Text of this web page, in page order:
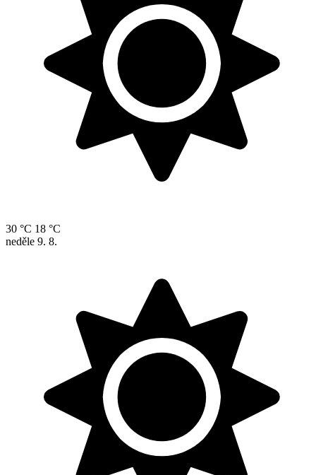
30 °C 18 °C
neděle 9. 8.